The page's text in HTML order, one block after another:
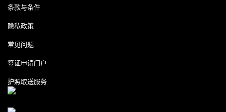
条款与条件
隐私政策
常见问题
签证申请门户
护照取送服务